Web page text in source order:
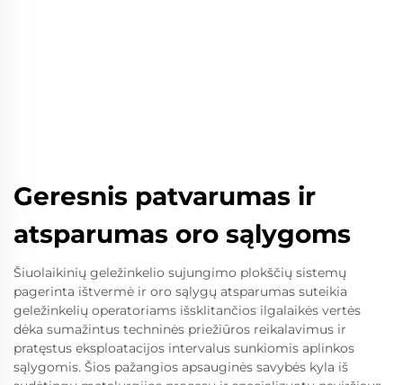
Geresnis patvarumas ir
atsparumas oro sąlygoms
Šiuolaikinių geležinkelio sujungimo plokščių sistemų
pagerinta ištvermė ir oro sąlygų atsparumas suteikia
geležinkelių operatoriams išsklitančios ilgalaikės vertės
dėka sumažintus techninės priežiūros reikalavimus ir
pratęstus eksploatacijos intervalus sunkiomis aplinkos
sąlygomis. Šios pažangios apsauginės savybės kyla iš